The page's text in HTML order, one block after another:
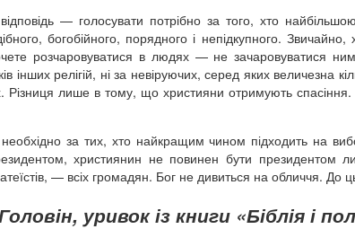
— голосувати потрібно за того, хто
богобійного, порядного і непідкупного.
розчаровуватися в людях — не зачаровуватися
інших релігій, ні за невіруючих, серед яких величезна
Різниця лише в тому, що християни отримують
за тих, хто найкращим чином підходить на
християнин не повинен бути президентом
атеїстів, — всіх громадян. Бог не дивиться на обличчя. До
уривок із книги «Біблія і